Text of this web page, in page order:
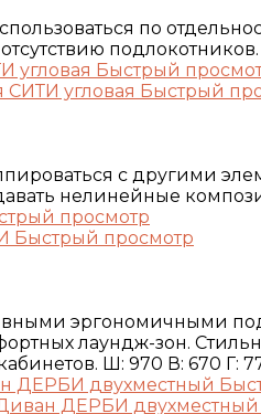
по
Быстрый
Быстрый
с другими
нелинейные
просмотр
Быстрый просмотр
эргономичными
лаундж-зон.
Ш: 970 В: 670 Г: